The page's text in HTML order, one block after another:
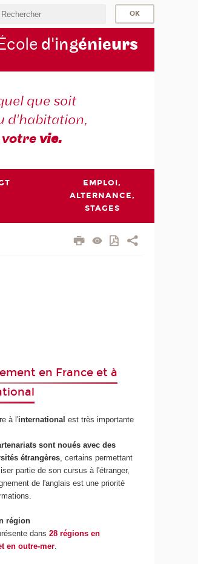
d'ingénieurs
que soit
d'habitation,
votrevie.
EMPLOI,
ALTERNANCE,
STAGES
en France et à
à l'internationalest très importante
sont noués avec des
étrangères, certains permettant
partie de son cursus à l'étranger,
de l'anglais est une priorité
région
dans28 régions en
en outre-mer